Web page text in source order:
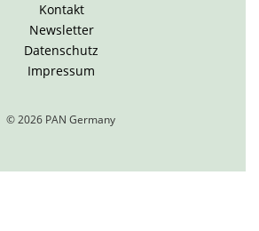
Kontakt
Newsletter
Datenschutz
Impressum
© 2026 PAN Germany